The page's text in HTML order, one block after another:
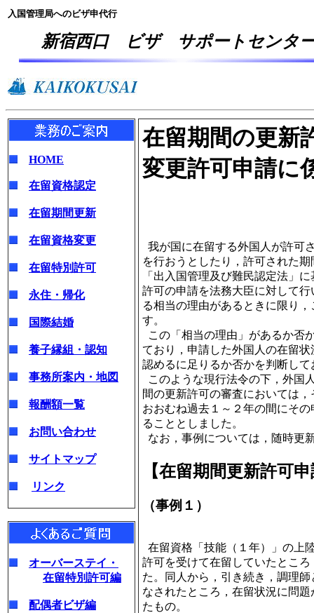
入国管理局へのビザ申代行
新宿西口 ビザ サポートセンタ
HOME
在留資格認定
在留期間更新
在留資格変更
在留特別許可
永住・帰化
国際結婚
養子縁組・認知
事務所案内・地図
報酬額一覧
お問い合わせ
サイトマップ
リンク
オーバーステイ・
在留特別許可編
配偶者ビザ編
在留期間の更新
変更許可申請に
我が国に在留する外国人が許可
を行おうとしたり，許可された
「出入国管理及び難民認定法」
許可の申請を法務大臣に対して
る相当の理由があるときに限り
す。
この「相当の理由」があるか否
ており，申請した外国人の在留
認めるに足りるか否かを判断して
このような現行法令の下，外国
間の更新許可の審査においては
おおむね過去１～２年の間にそ
ることとしました。
なお，事例については，随時更
【在留期間更新許可
（事例１）
在留資格「技能（１年）」の上
許可を受けて在留していたとこ
た。同人から，引き続き，調理
なされたところ，在留状況に問
たもの。